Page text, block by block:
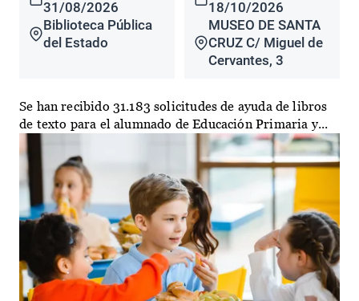
31/08/2026
Biblioteca Pública
del Estado
18/10/2026
MUSEO DE SANTA
CRUZ C/ Miguel de
Cervantes, 3
Se han recibido 31.183 solicitudes de ayuda de libros
de texto para el alumnado de Educación Primaria y...